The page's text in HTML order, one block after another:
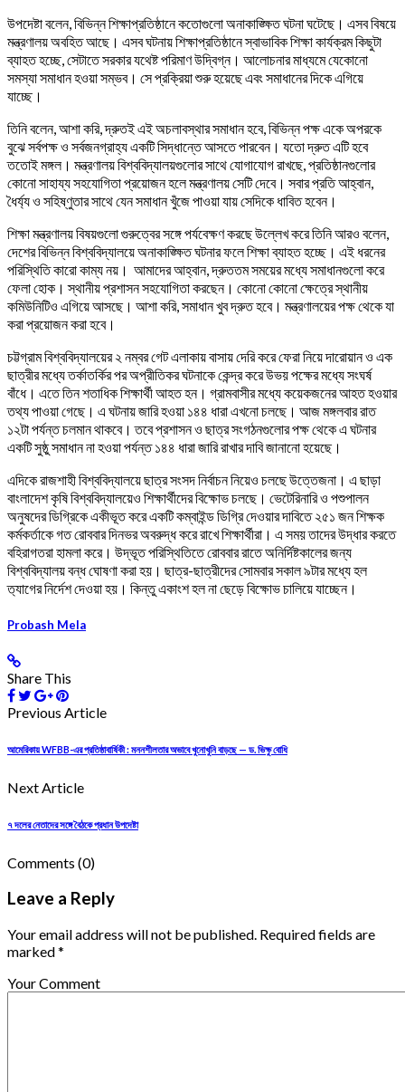
উপদেষ্টা বলেন, বিভিন্ন শিক্ষাপ্রতিষ্ঠানে কতোগুলো অনাকাঙ্ক্ষিত ঘটনা ঘটেছে। এসব বিষয়ে
মন্ত্রণালয় অবহিত আছে। এসব ঘটনায় শিক্ষাপ্রতিষ্ঠানে স্বাভাবিক শিক্ষা কার্যক্রম কিছুটা
ব্যাহত হচ্ছে, সেটাতে সরকার যথেষ্ট পরিমাণ উদ্বিগ্ন। আলোচনার মাধ্যমে যেকোনো
সমস্যা সমাধান হওয়া সম্ভব। সে প্রক্রিয়া শুরু হয়েছে এবং সমাধানের দিকে এগিয়ে
যাচ্ছে।
তিনি বলেন, আশা করি, দ্রুতই এই অচলাবস্থার সমাধান হবে, বিভিন্ন পক্ষ একে অপরকে
বুঝে সর্বপক্ষ ও সর্বজনগ্রাহ্য একটি সিদ্ধান্তে আসতে পারবেন। যতো দ্রুত এটি হবে
ততোই মঙ্গল। মন্ত্রণালয় বিশ্ববিদ্যালয়গুলোর সাথে যোগাযোগ রাখছে, প্রতিষ্ঠানগুলোর
কোনো সাহায্য সহযোগিতা প্রয়োজন হলে মন্ত্রণালয় সেটি দেবে। সবার প্রতি আহ্বান,
ধৈর্য্য ও সহিষ্ণুতার সাথে যেন সমাধান খুঁজে পাওয়া যায় সেদিকে ধাবিত হবেন।
শিক্ষা মন্ত্রণালয় বিষয়গুলো গুরুত্বের সঙ্গে পর্যবেক্ষণ করছে উল্লেখ করে তিনি আরও বলেন,
দেশের বিভিন্ন বিশ্ববিদ্যালয়ে অনাকাঙ্ক্ষিত ঘটনার ফলে শিক্ষা ব্যাহত হচ্ছে। এই ধরনের
পরিস্থিতি কারো কাম্য নয়। আমাদের আহ্বান, দ্রুততম সময়ের মধ্যে সমাধানগুলো করে
ফেলা হোক। স্থানীয় প্রশাসন সহযোগিতা করছেন। কোনো কোনো ক্ষেত্রে স্থানীয়
কমিউনিটিও এগিয়ে আসছে। আশা করি, সমাধান খুব দ্রুত হবে। মন্ত্রণালয়ের পক্ষ থেকে যা
করা প্রয়োজন করা হবে।
চট্টগ্রাম বিশ্ববিদ্যালয়ের ২ নম্বর গেট এলাকায় বাসায় দেরি করে ফেরা নিয়ে দারোয়ান ও এক
ছাত্রীর মধ্যে তর্কাতর্কির পর অপ্রীতিকর ঘটনাকে কেন্দ্র করে উভয় পক্ষের মধ্যে সংঘর্ষ
বাঁধে। এতে তিন শতাধিক শিক্ষার্থী আহত হন। গ্রামবাসীর মধ্যে কয়েকজনের আহত হওয়ার
তথ্য পাওয়া গেছে। এ ঘটনায় জারি হওয়া ১৪৪ ধারা এখনো চলছে। আজ মঙ্গলবার রাত
১২টা পর্যন্ত চলমান থাকবে। তবে প্রশাসন ও ছাত্র সংগঠনগুলোর পক্ষ থেকে এ ঘটনার
একটি সুষ্ঠু সমাধান না হওয়া পর্যন্ত ১৪৪ ধারা জারি রাখার দাবি জানানো হয়েছে।
এদিকে রাজশাহী বিশ্ববিদ্যালয়ে ছাত্র সংসদ নির্বাচন নিয়েও চলছে উত্তেজনা। এ ছাড়া
বাংলাদেশ কৃষি বিশ্ববিদ্যালয়েও শিক্ষার্থীদের বিক্ষোভ চলছে। ভেটেরিনারি ও পশুপালন
অনুষদের ডিগ্রিকে একীভূত করে একটি কম্বাইন্ড ডিগ্রি দেওয়ার দাবিতে ২৫১ জন শিক্ষক
কর্মকর্তাকে গত রোববার দিনভর অবরুদ্ধ করে রাখে শিক্ষার্থীরা। এ সময় তাদের উদ্ধার করতে
বহিরাগতরা হামলা করে। উদ্ভূত পরিস্থিতিতে রোববার রাতে অনির্দিষ্টকালের জন্য
বিশ্ববিদ্যালয় বন্ধ ঘোষণা করা হয়। ছাত্র-ছাত্রীদের সোমবার সকাল ৯টার মধ্যে হল
ত‍্যাগের নির্দেশ দেওয়া হয়। কিন্তু একাংশ হল না ছেড়ে বিক্ষোভ চালিয়ে যাচ্ছেন।
Probash Mela
Share This
Previous Article
আমেরিকায় WFBB-এর প্রতিষ্ঠাবার্ষিকী : মননশীলতার অভাবে খুনোখুনি বাড়ছে — ড. ভিক্ষু বোধি
Next Article
৭ দলের নেতাদের সঙ্গে বৈঠকে প্রধান উপদেষ্টা
Comments (0)
Leave a Reply
Your email address will not be published. Required fields are
marked *
Your Comment